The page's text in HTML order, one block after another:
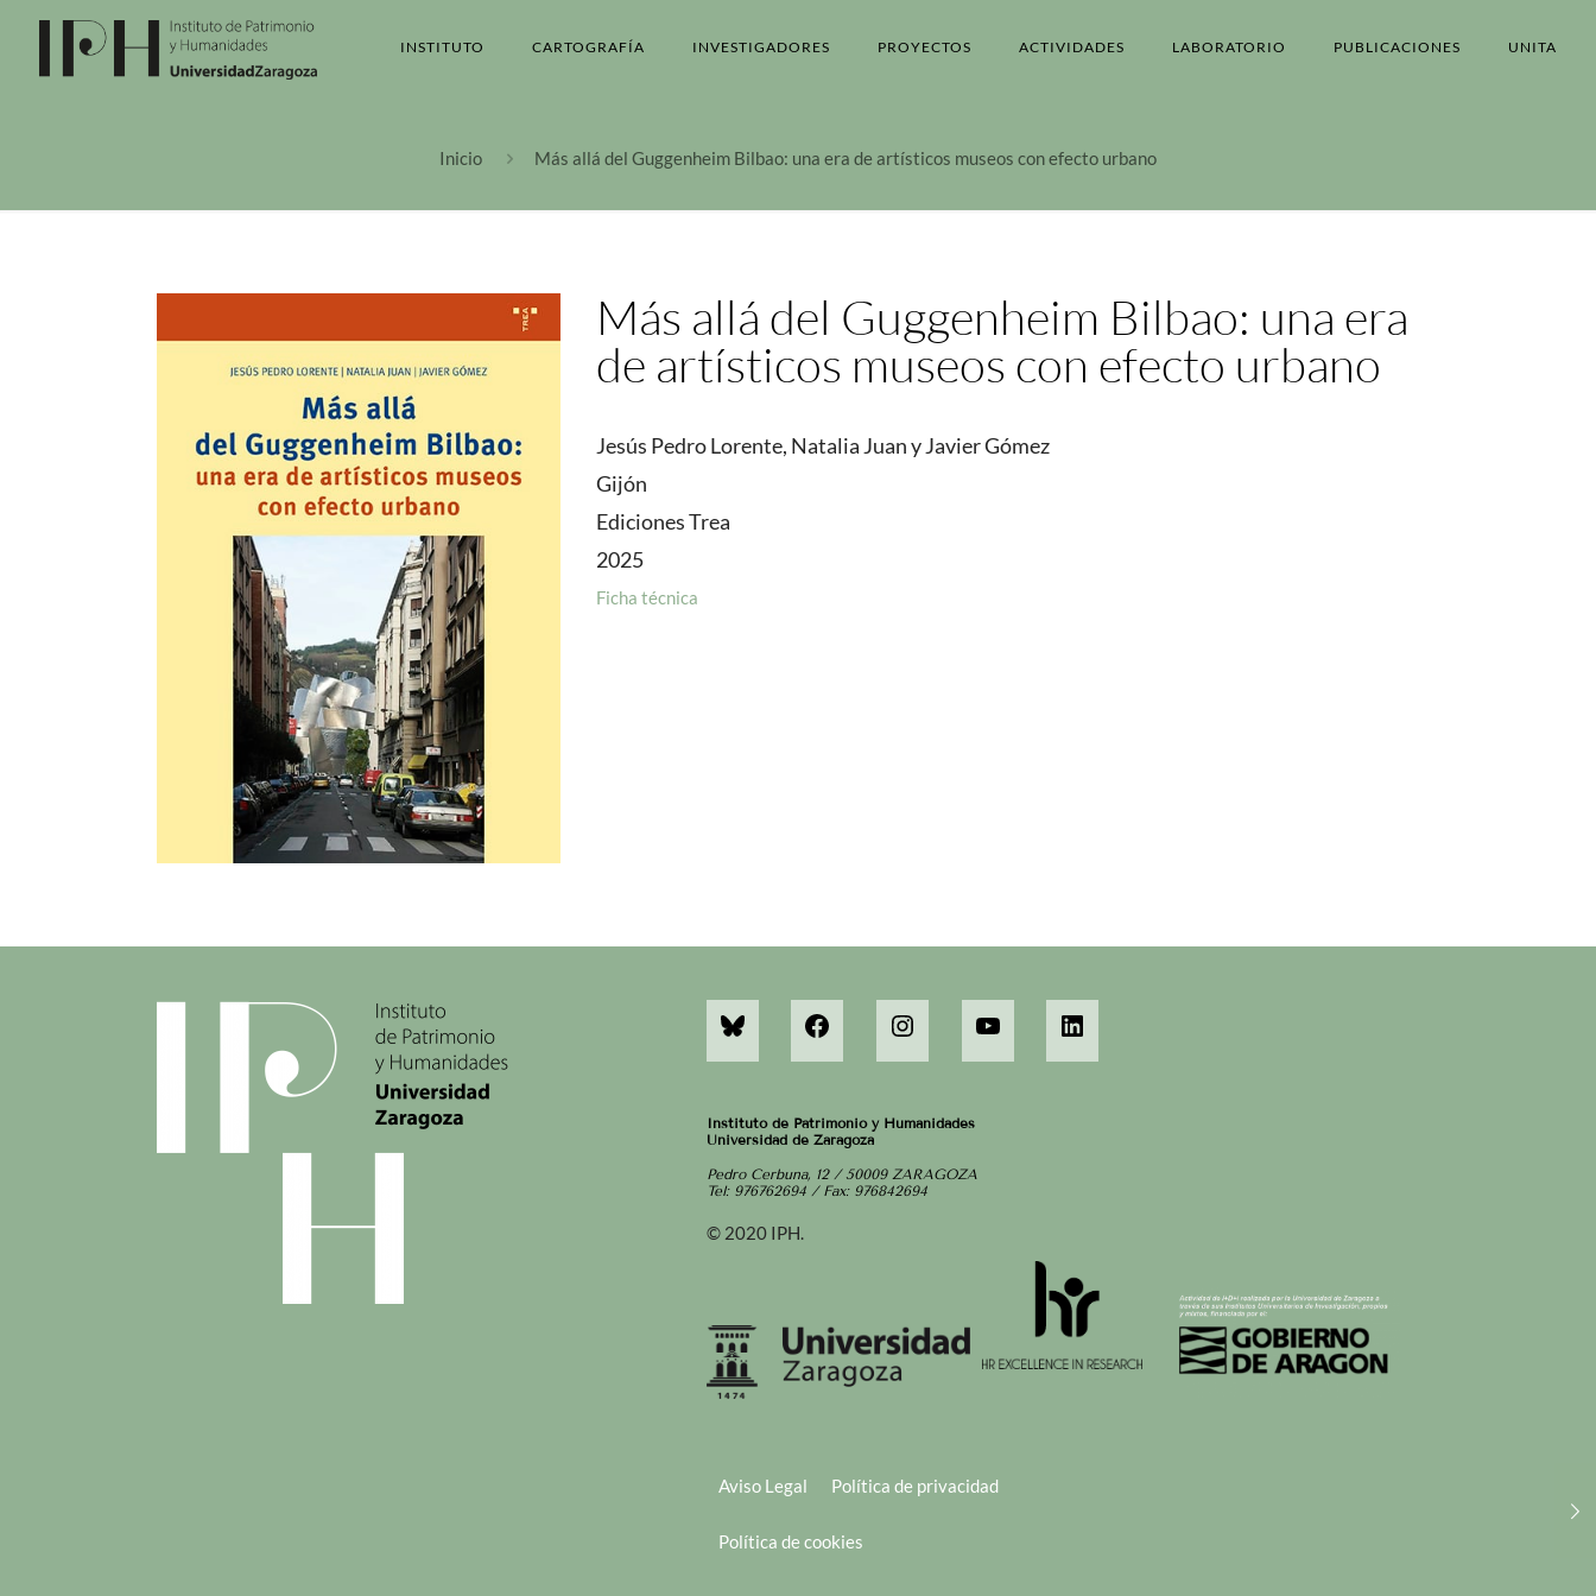
INSTITUTO CARTOGRAFÍA INVESTIGADORES PROYECTOS ACTIVIDADES LABORATORIO PUBLICACIONES UNITA
Inicio Más allá del Guggenheim Bilbao: una era de artísticos museos con efecto urbano
Más allá del Guggenheim Bilbao: una era
de artísticos museos con efecto urbano
Jesús Pedro Lorente, Natalia Juan y Javier Gómez
Gijón
Ediciones Trea
2025
Ficha técnica
Instituto de Patrimonio y Humanidades
Universidad de Zaragoza
Pedro Cerbuna, 12 / 50009 ZARAGOZA
Tel: 976762694 / Fax: 976842694
© 2020 IPH.
Aviso Legal Política de privacidad
Política de cookies